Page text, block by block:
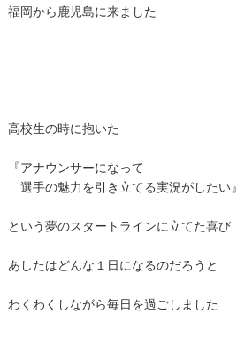
福岡から鹿児島に来ました
高校生の時に抱いた
『アナウンサーになって
選手の魅力を引き立てる実況がしたい』
という夢のスタートラインに立てた喜び
あしたはどんな１日になるのだろうと
わくわくしながら毎日を過ごしました